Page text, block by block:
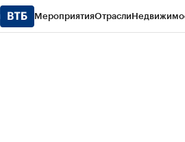
МероприятияОтрасли